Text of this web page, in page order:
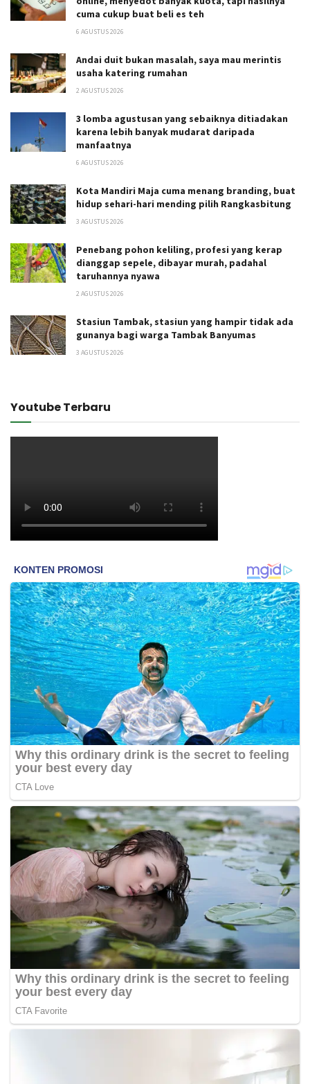
cuma cukup buat beli es teh
6 AGUSTUS 2026
Andai duit bukan masalah, saya mau merintis
usaha katering rumahan
2 AGUSTUS 2026
3 lomba agustusan yang sebaiknya ditiadakan
karena lebih banyak mudarat daripada
manfaatnya
6 AGUSTUS 2026
Kota Mandiri Maja cuma menang branding, buat
hidup sehari-hari mending pilih Rangkasbitung
3 AGUSTUS 2026
Penebang pohon keliling, profesi yang kerap
dianggap sepele, dibayar murah, padahal
taruhannya nyawa
2 AGUSTUS 2026
Stasiun Tambak, stasiun yang hampir tidak ada
gunanya bagi warga Tambak Banyumas
3 AGUSTUS 2026
Youtube Terbaru